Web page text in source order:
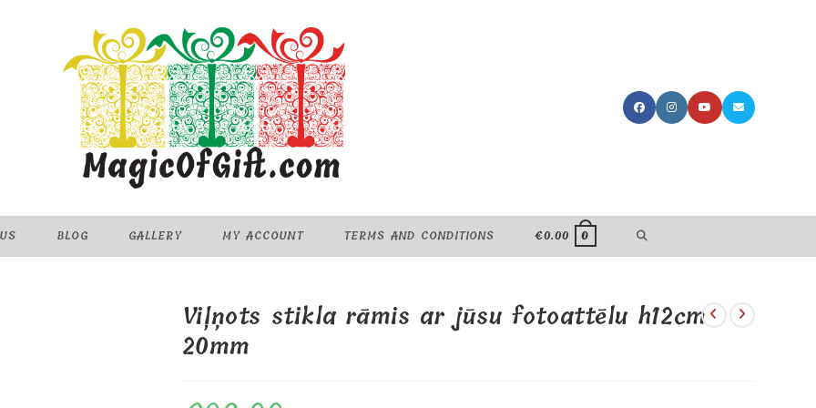
BLOG GALLERY MY ACCOUNT TERMS AND CONDITIONS €0.00 0
TOGGLE
SEARCH
Viļņots stikla rāmis ar jūsu fotoattēlu h12cm
20mm